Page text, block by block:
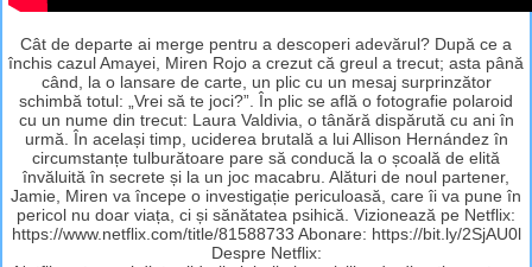
Cât de departe ai merge pentru a descoperi adevărul? După ce a
închis cazul Amayei, Miren Rojo a crezut că greul a trecut; asta până
când, la o lansare de carte, un plic cu un mesaj surprinzător
schimbă totul: „Vrei să te joci?”. În plic se află o fotografie polaroid
cu un nume din trecut: Laura Valdivia, o tânără dispărută cu ani în
urmă. În același timp, uciderea brutală a lui Allison Hernández în
circumstanțe tulburătoare pare să conducă la o școală de elită
învăluită în secrete și la un joc macabru. Alături de noul partener,
Jamie, Miren va începe o investigație periculoasă, care îi va pune în
pericol nu doar viața, ci și sănătatea psihică. Vizionează pe Netflix:
https://www.netflix.com/title/81588733 Abonare: https://bit.ly/2SjAU0l
Despre Netflix: